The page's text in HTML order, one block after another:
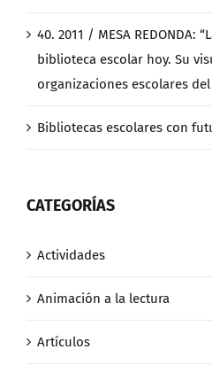
40. 2011 / MESA REDONDA:
biblioteca escolar hoy. Su
organizaciones escolares del
Bibliotecas escolares con
CATEGORÍAS
Actividades
Animación a la lectura
Artículos